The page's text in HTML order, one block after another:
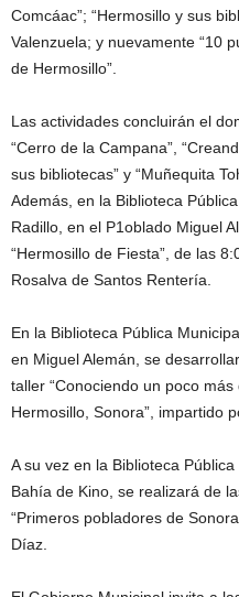
Comcáac”; “Hermosillo y sus
Valenzuela; y nuevamente “10
de Hermosillo”.
Las actividades concluirán el
“Cerro de la Campana”,
sus bibliotecas” y “Muñequita
Además, en la Biblioteca
Radillo, en el P1oblado Miguel
“Hermosillo de Fiesta”, de las
Rosalva de Santos Rentería.
En la Biblioteca Pública
en Miguel Alemán, se
taller “Conociendo un poco
Hermosillo, Sonora”, impartido
A su vez en la Biblioteca
Bahía de Kino, se realizará de
“Primeros pobladores de
Díaz.